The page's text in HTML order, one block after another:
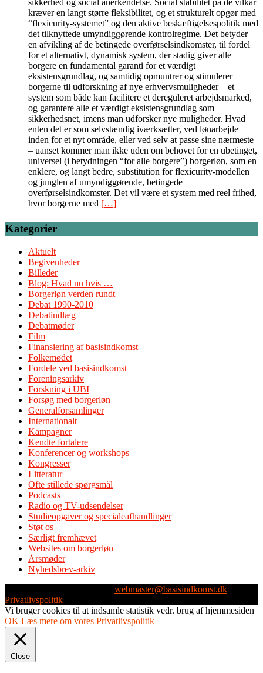
sikkerhed og social anerkendelse. Social stabilitet på de vilkår
kræver en langt større fleksibilitet, og et strukturelt opgør med
“flexicurity-systemet” og den aktive beskæftigelsespolitik med
det tilknyttede umyndiggørende kontrolregime. Det betyder
en afvikling af de betingede overførselsindkomster, til fordel
for et alternativt, dynamisk system, der stadig giver alle
borgere en fundamental garanti for et værdigt
eksistensgrundlag, og samtidig opmuntrer og stimulerer
borgerne til udforskning af nye erhvervsmuligheder – et
system som både kan facilitere et dereguleret arbejdsmarked,
og garantere alle et værdigt eksistensgrundlag som
sikkerhedsnet, imens man udforsker nye muligheder. Hvad
enten det er som selvstændig iværksætter, ved lønarbejde
inden for et nyt område, eller ved selv at passe sine nærmeste
– uanset kommer man ikke uden om behovet for en ubetinget,
universel (i betydningen “for alle borgere”) borgerløn, som en
enklere, og langt bedre, substitution for flexicurity-modellen
og junglen af umyndiggørende, betingede
overførselsindkomster. Det vil være et system med reel frihed,
hvor borgerne med […]
Kategorier
Aktuelt
Begivenheder
Billeder
Blog: Hvad nu hvis …
Borgerløn verden rundt
Debat 1990-2010
Debatindlæg
Debatmøder
Film
Finansiering af basisindkomst
Folkemødet
Fordele ved basisindkomst
Foreningsarkiv
Forskning i UBI
Forsøg med borgerløn
Generalforsamlinger
Internationalt
Kampagner
Kendte fortalere
Konferencer og workshops
Kongresser
Litteratur
Ofte stillede spørgsmål
Podcasts
Radio og TV-udsendelser
Studieopgaver og specialeafhandlinger
Støt os
Særligt fremhævet
Websites om borgerløn
Årsmøder
Nyhedsbrev-arkiv
webmaster@basisindkomst.dk
Privatlivspolitik
Vi bruger cookies til at indsamle statistik vedr. brug af hjemmesiden
OK Læs mere om vores Privatlivspolitik
Close